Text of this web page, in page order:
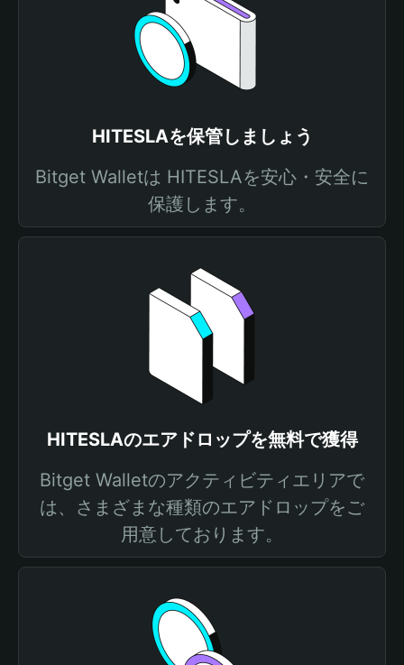
HITESLAを保管しましょう
Bitget Walletは HITESLAを安心・安全に
保護します。
HITESLAのエアドロップを無料で獲得
Bitget Walletのアクティビティエリアで
は、さまざまな種類のエアドロップをご
用意しております。